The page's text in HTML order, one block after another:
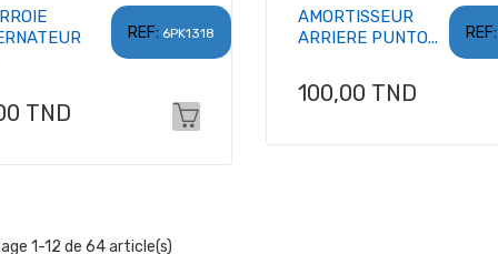
REF: 6PK1318
TND
REF:
AMORTISSEUR
ARRIERE PUNTO...
Prix
100,00 TND
1-12 de 64 article(s)